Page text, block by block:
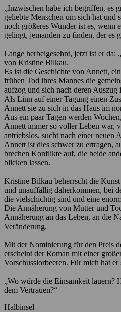
„Inzwischen habe ich begriffen, es
geliebte Menschen um sich hat und
noch größeres Wunder ist es, wenn
gelingt, jemanden zu finden, der es
Lange herbeigesehnt, jetzt ist er da:
von Kristine Bilkau.
Es ist die Geschichte von Annett,
frühen Tod ihres Mannes die
aufzog und sich nach deren
Als Linn auf einer Tagung einen
Annett sie zu sich in das Haus im
Aus ein paar Tagen werden
Annett immer so voller Leben war,
antriebslos, sucht nach einer neuen
Annett ist dies schwer zu ertragen,
brechen Konflikte auf, die beide
blicken lassen.
Kristine Bilkau beherrscht die
und unauffällig daherkommen, bei
die vielschichtig sind und eine
Die Annäherung von Mutter und
Annäherung an das Leben, an die
Veränderung.
Mit der Nominierung für den Preis
erscheint der Roman mit einer
Vorschusslorbeeren. Für mich hat er
„Wo würde die Einsamkeit lauern?
dem Vertrauen?“
Halbinsel